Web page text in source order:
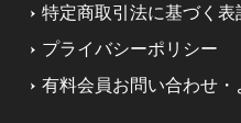
特定商取引法に基づく表
プライバシーポリシー
有料会員お問い合わせ・